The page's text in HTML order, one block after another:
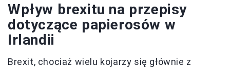
Wpływ brexitu na przepisy
dotyczące papierosów w
Irlandii
Brexit, chociaż wielu kojarzy się głównie z